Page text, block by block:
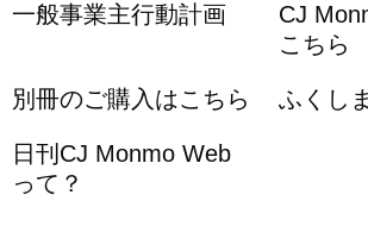
一般事業主行動計画
CJ
こちら
別冊のご購入はこちら ふくし
日刊CJ Monmo Web
って？